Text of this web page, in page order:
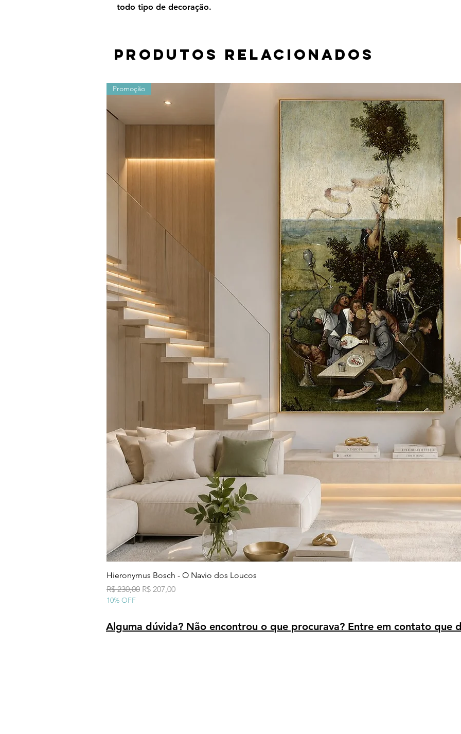
todo tipo de decoração.
Os valores sofrem alterações devido ao material e tamanho
Produtos relacionados
Promoção
Hieronymus Bosch - O Navio dos Loucos
Preço normal
R$ 230,00 Preço promocional
R$ 207,00
10% OFF
Alguma dúvida? Não encontrou o que procurava? Entre em contato que